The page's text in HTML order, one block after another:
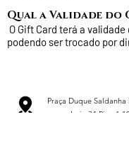
Qual a Validade do
O Gift Card terá a validade
podendo ser trocado por
Praça Duque
Loja 34 Piso 1